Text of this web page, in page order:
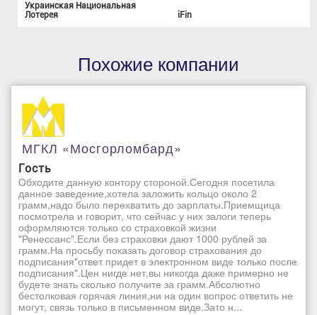
Украинская Национальная
Лотерея
iFin
Похожие компании
МГКЛ «Мосгорломбард»
Гость
Обходите данную контору стороной.Сегодня посетила
данное заведение,хотела заложить кольцо около 2
грамм,надо было перехватить до зарплаты.Приемщица
посмотрела и говорит, что сейчас у них залоги теперь
оформляются только со страховкой жизни
"Ренессанс".Если без страховки дают 1000 рублей за
грамм.На просьбу показать договор страхования до
подписания"ответ придет в электронном виде только после
подписания".Цен нигде нет,вы никогда даже примерно не
будете знать сколько получите за грамм.Абсолютно
бестолковая горячая линия,ни на один вопрос ответить не
могут, связь только в письменном виде.Зато н...